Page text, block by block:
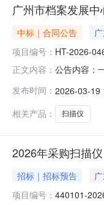
广州市档案发展
中标｜合同公告
项目编号： HT-2026-
正文内容： 公告内容：
发布时间： 2026-03-19
相关产品：
扫描仪
2026年采购扫描仪
招标｜招标预告
项目编号： 440101-